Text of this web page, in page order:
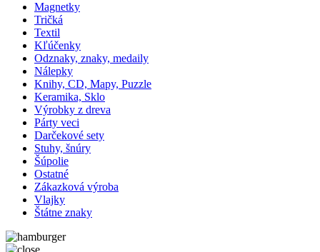
Magnetky
Tričká
Textil
Kľúčenky
Odznaky, znaky, medaily
Nálepky
Knihy, CD, Mapy, Puzzle
Keramika, Sklo
Výrobky z dreva
Párty veci
Darčekové sety
Stuhy, šnúry
Šúpolie
Ostatné
Zákazková výroba
Vlajky
Štátne znaky